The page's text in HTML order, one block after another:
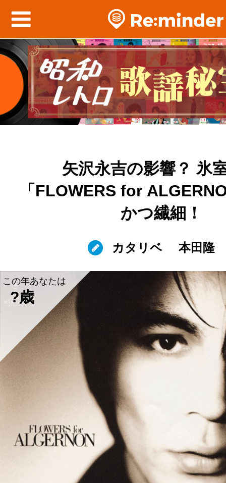
矢沢永吉の影響？ 氷
「FLOWERS for
かつ繊細！
カタリベ 本田隆
この年あなたは
?歳